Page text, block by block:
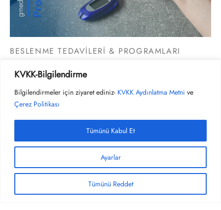
KVKK-Bilgilendirme
Bilgilendirmeler için ziyaret ediniz- KVKK Aydınlatma Metni ve
Çerez Politikası
Ayarlar
Tümünü Reddet
Tümünü Kabul Et
BESLENME TEDAVİLERİ & PROGRAMLARI
ŞEKER HASTALARINA ÖZEL BESLENME TEDAVİSİ